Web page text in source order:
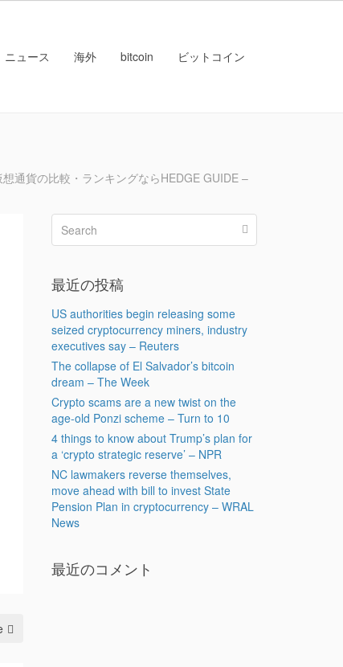
ニュース 海外 bitcoin ビットコイン
通貨の比較・ランキングならHEDGE GUIDE –
最近の投稿
US authorities begin releasing some
seized cryptocurrency miners, industry
executives say – Reuters
The collapse of El Salvador’s bitcoin
dream – The Week
Crypto scams are a new twist on the
age-old Ponzi scheme – Turn to 10
4 things to know about Trump’s plan for
a ‘crypto strategic reserve’ – NPR
NC lawmakers reverse themselves,
move ahead with bill to invest State
Pension Plan in cryptocurrency – WRAL
News
最近のコメント